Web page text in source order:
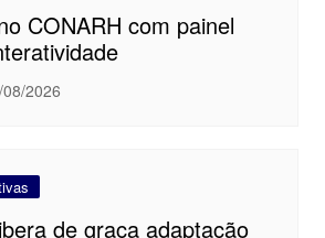
CONARH com painel
2026
de graça adaptação